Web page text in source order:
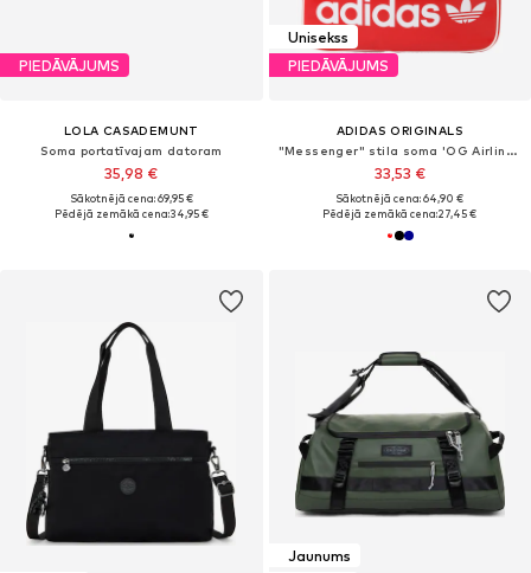
PIEDĀVĀJUMS
LOLA CASADEMUNT
Soma portatīvajam datoram
35,98 €
Sākotnējā cena: 69,95 €
Pēdējā zemākā cena:34,95 €
Unisekss
PIEDĀVĀJUMS
ADIDAS ORIGINALS
"Messenger" stila soma 'OG Airliner'
33,53 €
Sākotnējā cena: 64,90 €
Pēdējā zemākā cena:27,45 €
Jaunums